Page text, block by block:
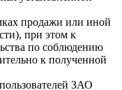
продажи или иной
при этом к
по соблюдению
к полученной
ЗАО